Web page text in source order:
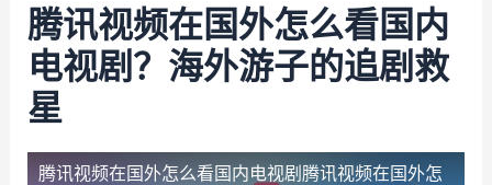
腾讯视频在国外怎么看国内
电视剧？海外游子的追剧救
星
腾讯视频在国外怎么看国内电视剧 腾讯视频在国外怎